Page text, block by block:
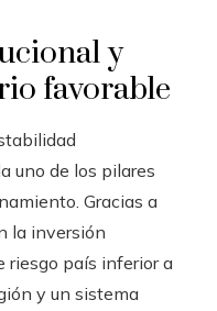
y
favorable
uno de los pilares
Gracias a
la inversión
riesgo país inferior a
y un sistema